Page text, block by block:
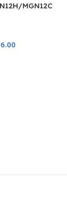
MGN12C